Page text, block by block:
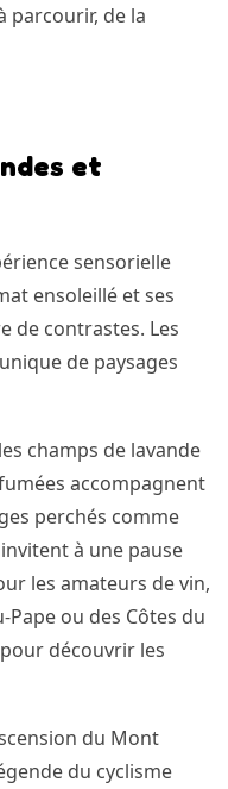
parcourir, de la
et
sensorielle
ensoleillé et ses
de contrastes. Les
de paysages
champs de lavande
accompagnent
perchés comme
à une pause
les amateurs de vin,
ou des Côtes du
découvrir les
du Mont
du cyclisme